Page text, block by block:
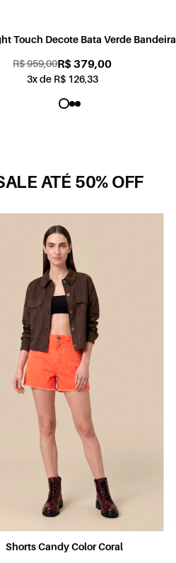
Recorte Pregas Verde Bandeira
R$ 729,00R$ 259,00
2x de R$ 129,50
ATÉ 50% OFF
Sabrina Jogging Color Rosa